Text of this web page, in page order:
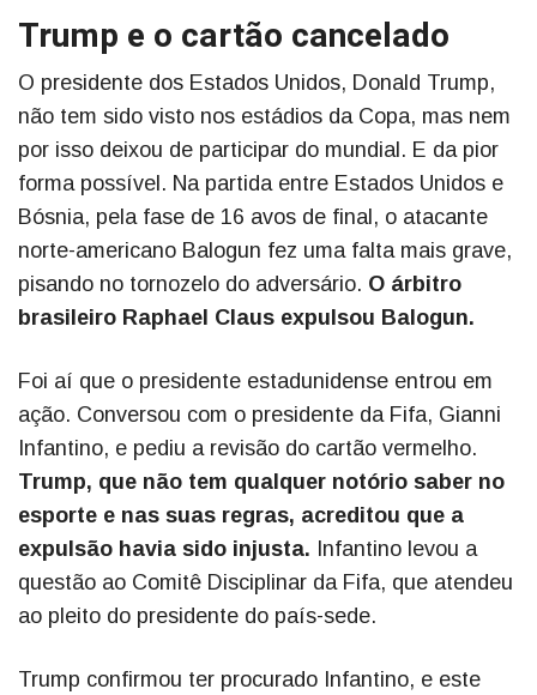
Trump e o cartão cancelado
O presidente dos Estados Unidos, Donald Trump,
não tem sido visto nos estádios da Copa, mas nem
por isso deixou de participar do mundial. E da pior
forma possível. Na partida entre Estados Unidos e
Bósnia, pela fase de 16 avos de final, o atacante
norte-americano Balogun fez uma falta mais grave,
pisando no tornozelo do adversário. O árbitro
brasileiro Raphael Claus expulsou Balogun.
Foi aí que o presidente estadunidense entrou em
ação. Conversou com o presidente da Fifa, Gianni
Infantino, e pediu a revisão do cartão vermelho.
Trump, que não tem qualquer notório saber no
esporte e nas suas regras, acreditou que a
expulsão havia sido injusta. Infantino levou a
questão ao Comitê Disciplinar da Fifa, que atendeu
ao pleito do presidente do país-sede.
Trump confirmou ter procurado Infantino, e este